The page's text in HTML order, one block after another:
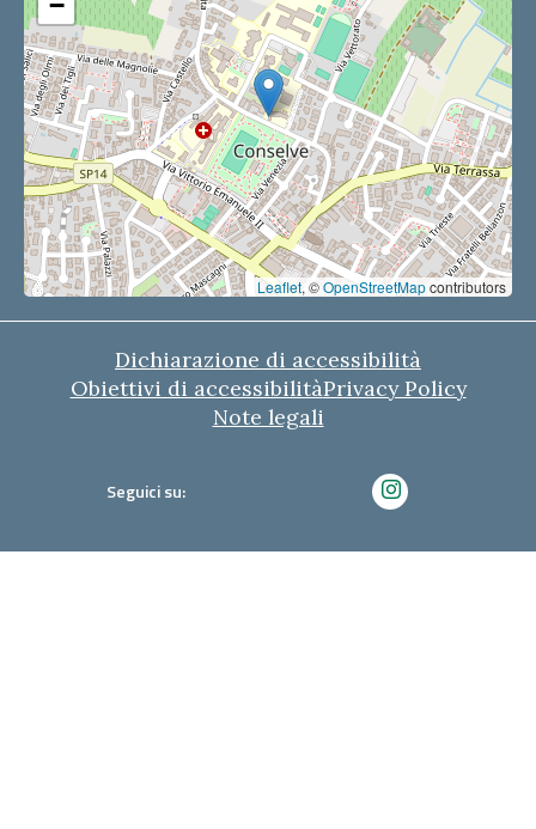
Leaflet, ©OpenStreetMapcontributors
Dichiarazione di accessibilità
Obiettivi di accessibilitàPrivacy Policy
Note legali
Seguici su: